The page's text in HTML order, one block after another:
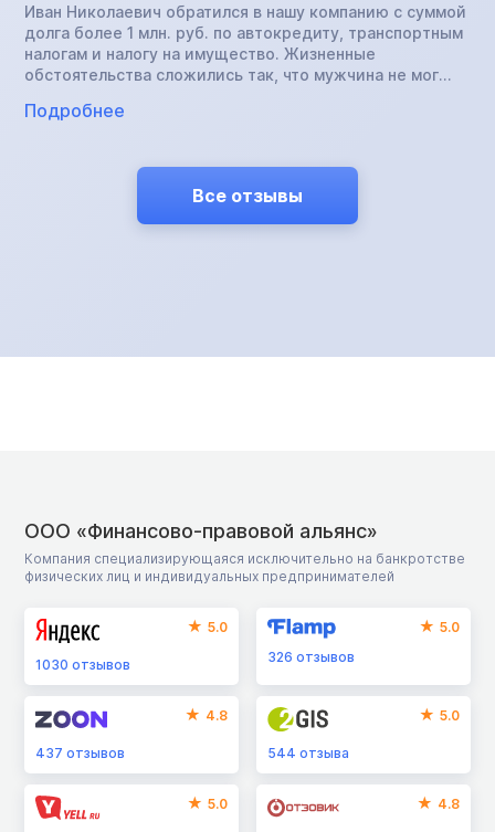
Иван Николаевич обратился в нашу компанию с суммой
долга более 1 млн. руб. по автокредиту, транспортным
налогам и налогу на имущество. Жизненные
обстоятельства сложились так, что мужчина не мог
машину в счет погашения задолженности, но получил
ФССП, однако сделать это тоже не удалось. Знакомая
мужчины прошла процедуру банкротства в нашей
компании и он решил последовать ее примеру.
Подробнее
Все отзывы
ООО «Финансово-правовой альянс»
Компания специализирующаяся исключительно на банкротстве
физических лиц и индивидуальных предпринимателей
5.0
1030 отзывов
5.0
326отзывов
4.8
437 отзывов
5.0
544отзыва
5.0 4.8